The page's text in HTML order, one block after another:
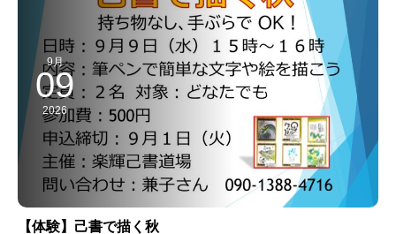
9月
09
2026
【体験】己書で描く秋